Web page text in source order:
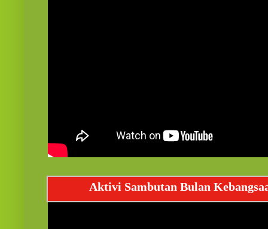
Aktivi Sambutan Bulan